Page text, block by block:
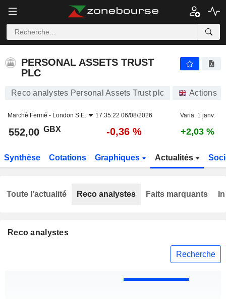
PERSONAL ASSETS TRUST
PLC
Reco analystes Personal Assets Trust plc Actions
Marché Fermé - London S.E. 17:35:22 06/08/2026 Varia. 1 janv.
552,00 GBX -0,36 % +2,03 %
Synthèse Cotations Graphiques Actualités
Reco analystes
Recherche
Toute l'actualité Reco analystes Faits marquants